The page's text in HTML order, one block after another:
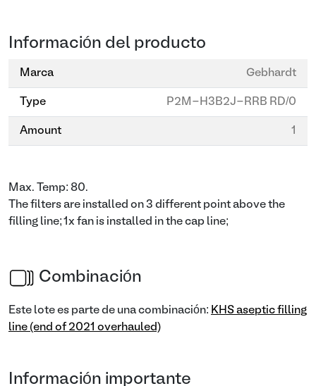
Información del producto
Marca Gebhardt
Type P2M-H3B2J-RRB RD/0
Amount 1
Max. Temp: 80.
The filters are installed on 3 different point above the
filling line; 1x fan is installed in the cap line;
Combinación
Este lote es parte de una combinación: KHS aseptic filling
line (end of 2021 overhauled)
Información importante